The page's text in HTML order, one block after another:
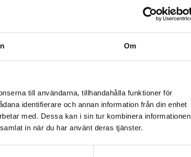
Om
till användarna, tillhandahålla funktioner för
identifierare och annan information från din enhet
med. Dessa kan i sin tur kombinera informationen
in när du har använt deras tjänster.
Ge ett omdöme!
M Höjd 165mm Bredd: 165mm Tjocklek: 3mm
med dig